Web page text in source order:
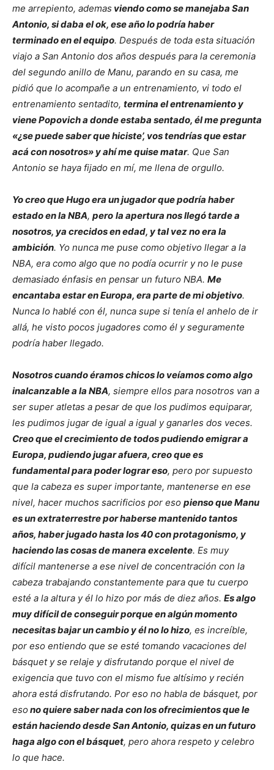
me arrepiento, ademas viendo como se manejaba San
Antonio, si daba el ok, ese año lo podría haber
terminado en el equipo. Después de toda esta situación
viajo a San Antonio dos años después para la ceremonia
del segundo anillo de Manu, parando en su casa, me
pidió que lo acompañe a un entrenamiento, vi todo el
entrenamiento sentadito, termina el entrenamiento y
viene Popovich a donde estaba sentado, él me pregunta
«¿se puede saber que hiciste’, vos tendrías que estar
acá con nosotros» y ahí me quise matar. Que San
Antonio se haya fijado en mí, me llena de orgullo.
Yo creo que Hugo era un jugador que podría haber
estado en la NBA, pero la apertura nos llegó tarde a
nosotros, ya crecidos en edad, y tal vez no era la
ambición. Yo nunca me puse como objetivo llegar a la
NBA, era como algo que no podía ocurrir y no le puse
demasiado énfasis en pensar un futuro NBA. Me
encantaba estar en Europa, era parte de mi objetivo.
Nunca lo hablé con él, nunca supe si tenía el anhelo de ir
allá, he visto pocos jugadores como él y seguramente
podría haber llegado.
Nosotros cuando éramos chicos lo veíamos como algo
inalcanzable a la NBA, siempre ellos para nosotros van a
ser super atletas a pesar de que los pudimos equiparar,
les pudimos jugar de igual a igual y ganarles dos veces.
Creo que el crecimiento de todos pudiendo emigrar a
Europa, pudiendo jugar afuera, creo que es
fundamental para poder lograr eso, pero por supuesto
que la cabeza es super importante, mantenerse en ese
nivel, hacer muchos sacrificios por eso pienso que Manu
es un extraterrestre por haberse mantenido tantos
años, haber jugado hasta los 40 con protagonismo, y
haciendo las cosas de manera excelente. Es muy
difícil mantenerse a ese nivel de concentración con la
cabeza trabajando constantemente para que tu cuerpo
esté a la altura y él lo hizo por más de diez años. Es algo
muy difícil de conseguir porque en algún momento
necesitas bajar un cambio y él no lo hizo, es increíble,
por eso entiendo que se esté tomando vacaciones del
básquet y se relaje y disfrutando porque el nivel de
exigencia que tuvo con el mismo fue altísimo y recién
ahora está disfrutando. Por eso no habla de básquet, por
esono quiere saber nada con los ofrecimientos que le
están haciendo desde San Antonio, quizas en un futuro
haga algo con el básquet, pero ahora respeto y celebro
lo que hace.